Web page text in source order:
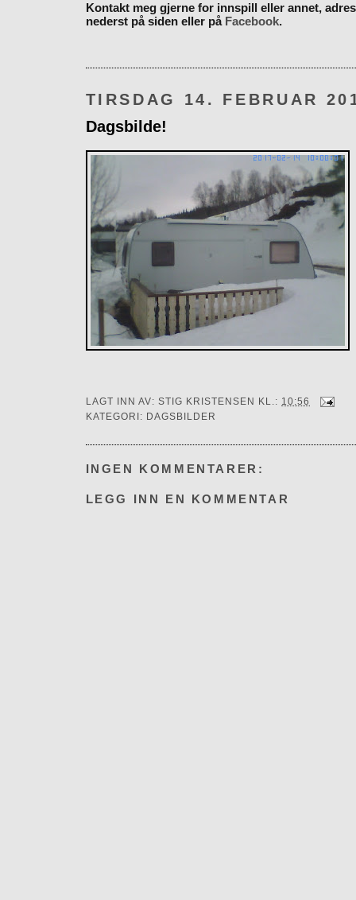
Kontakt meg gjerne for innspill eller annet,
nederst på siden eller på Facebook.
TIRSDAG 14. FEBRUAR
Dagsbilde!
LAGT INN AV: STIG KRISTENSEN KL.: 10:56
KATEGORI: DAGSBILDER
INGEN KOMMENTARER:
LEGG INN EN KOMMENTAR